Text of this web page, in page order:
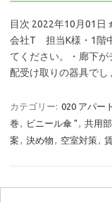
目次 2022年10月01日
会社T 担当K様・1階
てください。・廊下
配受け取りの器具で
カテゴリー: 020 アパー
巻 , ビニール傘 " , 共用
案 , 決め物 , 空室対策,